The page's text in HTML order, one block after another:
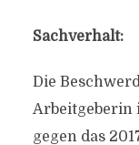
Sachverhalt:
Die
Arbeitgeberin
gegen das